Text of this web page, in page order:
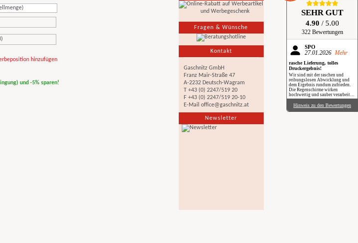
SEHR GUT
4.90 / 5.00
322 Bewertungen
SPÖ
27.01.2026 Mehr
rasche Lieferung, tolles
Druckergebnis!
Wir sind mit der raschen und
reibungslosen Abwicklung und
dem Ergebnis rundum zufrieden.
Die Regenschirme wirken
hochwertig und sauber verarbeitet.
Besonders positiv: Der Druck ist
gestochen scharf, farbintensiv und
auch bei genauerem Hinsehen sehr
Hinweis zu den Bewertungen
hinzufügen
und -5% sparen!
Fragen & Wünsche
Kontakt
Gaschnitz GmbH
Franz Mair-Straße 47
A-2232 Deutsch-Wagram
T +43 (0) 2247/519 20
F +43 (0) 2247/519 20-10
E-Mail office@gaschnitz.at
Newsletter